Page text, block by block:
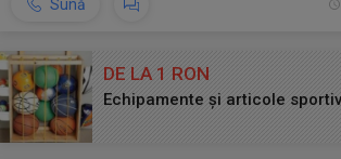
Sună
DE LA 1 RON
Echipamente și articole